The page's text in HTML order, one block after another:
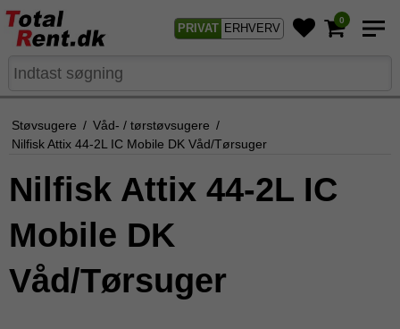
PRIVAT ERHVERV
0
Støvsugere / Våd- / tørstøvsugere /
Nilfisk Attix 44-2L IC Mobile DK Våd/Tørsuger
Nilfisk Attix 44-2L IC
Mobile DK
Våd/Tørsuger